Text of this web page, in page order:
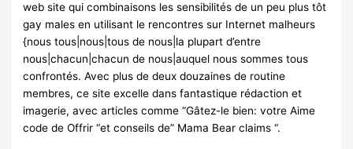
web site qui combinaisons les sensibilités de un peu plus tôt
gay males en utilisant le rencontres sur Internet malheurs
{nous tous|nous|tous de nous|la plupart d’entre
nous|chacun|chacun de nous|auquel nous sommes tous
confrontés. Avec plus de deux douzaines de routine
membres, ce site excelle dans fantastique rédaction et
imagerie, avec articles comme “Gâtez-le bien: votre Aime
code de Offrir “et conseils de” Mama Bear claims “.